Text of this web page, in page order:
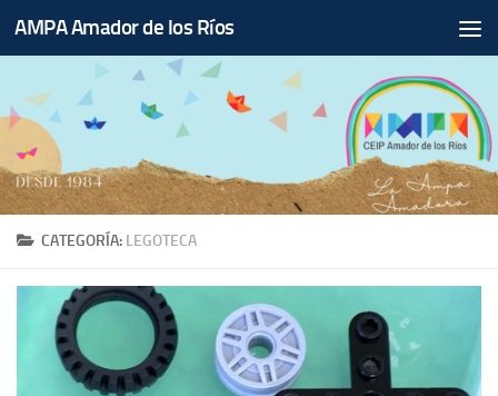
Saltar al contenido
AMPA Amador de los Ríos
CATEGORÍA: LEGOTECA